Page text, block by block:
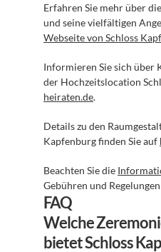
Erfahren Sie mehr über
und seine vielfältigen
Webseite von Schloss
Informieren Sie sich über
der Hochzeitslocation
heiraten.de.
Details zu den
Kapfenburg finden Sie auf
Beachten Sie die
Gebühren und
FAQ
Welche
bietet Schloss